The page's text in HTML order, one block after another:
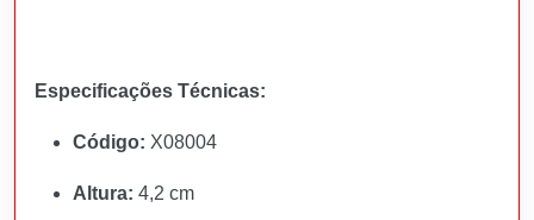
Especificações Técnicas:
Código: X08004
Altura: 4,2 cm